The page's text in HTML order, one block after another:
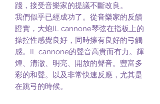
踐，接受音樂家的提議不斷改良。
我們似乎已經成功了。從音樂家的反饋
證實，大炮IL cannone琴弦在指板上的
操控性感覺良好，同時擁有良好的弓觸
感。IL cannone的聲音高貴而有力。輝
煌、清澈、明亮、開放的聲音。豐富多
彩的和聲。以及非常快速反應，尤其是
在跳弓的時候。